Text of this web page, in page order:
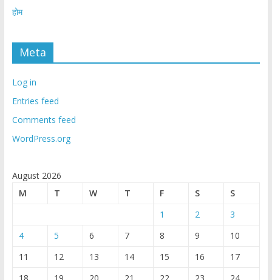
होम
Meta
Log in
Entries feed
Comments feed
WordPress.org
August 2026
M
T W T F S
S
1
2
3
4
5 6 7 8 9
10
11
12 13 14 15 16
17